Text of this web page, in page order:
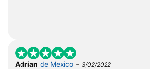
Adrian de Mexico - 3/02/2022